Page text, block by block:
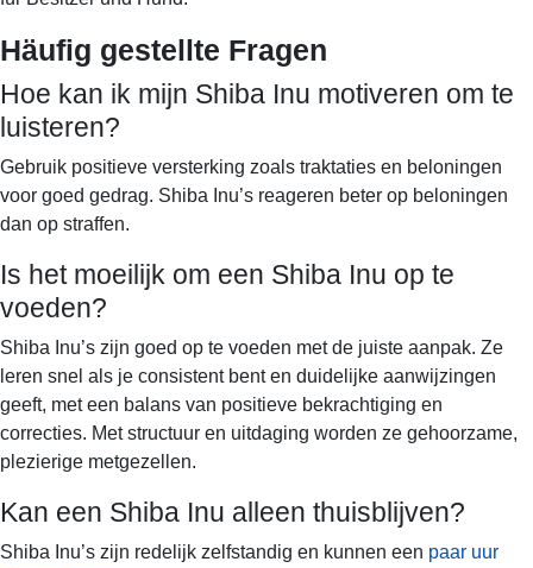
Häufig gestellte Fragen
Hoe kan ik mijn Shiba Inu motiveren om te
luisteren?
Gebruik positieve versterking zoals traktaties en beloningen
voor goed gedrag. Shiba Inu’s reageren beter op beloningen
dan op straffen.
Is het moeilijk om een Shiba Inu op te
voeden?
Shiba Inu’s zijn goed op te voeden met de juiste aanpak. Ze
leren snel als je consistent bent en duidelijke aanwijzingen
geeft, met een balans van positieve bekrachtiging en
correcties. Met structuur en uitdaging worden ze gehoorzame,
plezierige metgezellen.
Kan een Shiba Inu alleen thuisblijven?
Shiba Inu’s zijn redelijk zelfstandig en kunnen een paar uur